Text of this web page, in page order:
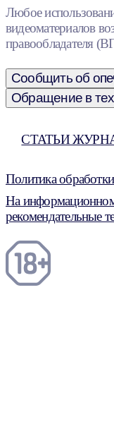
Любое
видеоматериалов
правообладателя
Сообщить об
Обращение в
СТАТЬИ
Политика
На
рекомендательные